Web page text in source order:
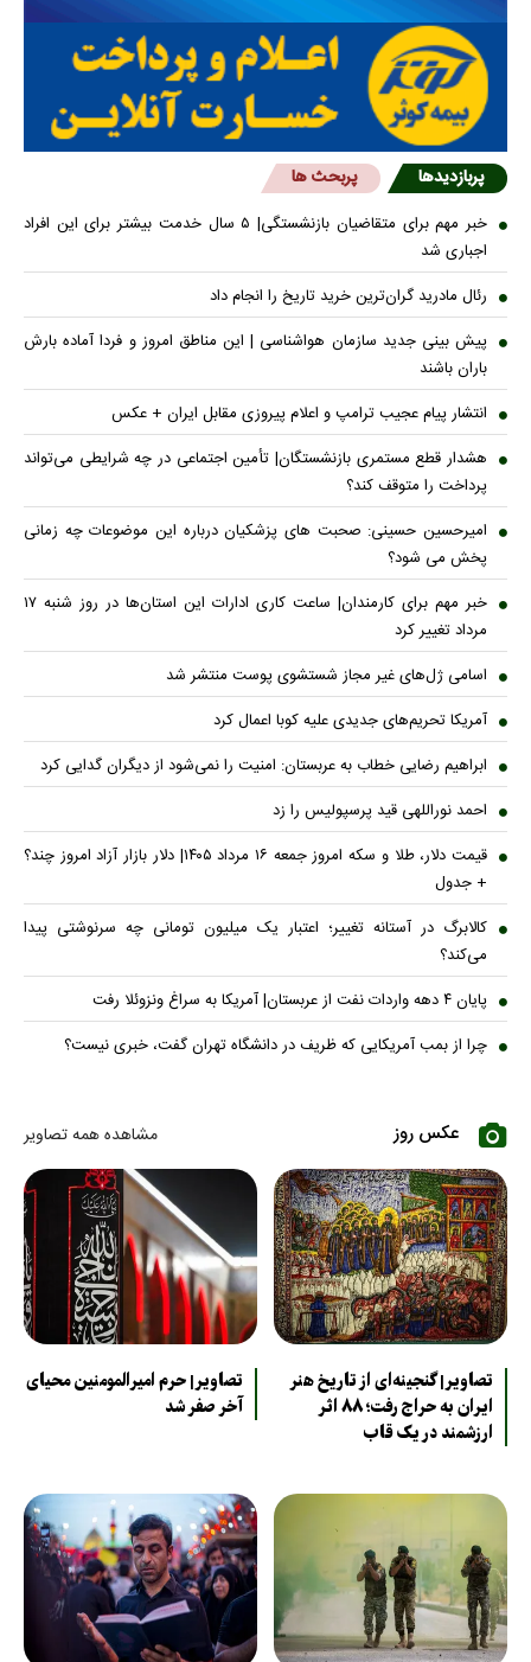
پربازدیدها پربحث ها
خبر مهم برای متقاضیان بازنشستگی| ۵ سال خدمت بیشتر برای این افراد
اجباری شد
رئال مادرید گران‌ترین خرید تاریخ را انجام داد
پیش بینی جدید سازمان هواشناسی | این مناطق امروز و فردا آماده بارش
باران باشند
انتشار پیام عجیب ترامپ و اعلام پیروزی مقابل ایران + عکس
هشدار قطع مستمری بازنشستگان| تأمین اجتماعی در چه شرایطی می‌تواند
پرداخت را متوقف کند؟
امیرحسین حسینی: صحبت های پزشکیان درباره این موضوعات چه زمانی
پخش می شود؟
خبر مهم برای کارمندان| ساعت کاری ادارات این استان‌ها در روز شنبه ۱۷
مرداد تغییر کرد
اسامی ژل‌های غیر مجاز شستشوی پوست منتشر شد
آمریکا تحریم‌های جدیدی علیه کوبا اعمال کرد
ابراهیم رضایی خطاب به عربستان: امنیت را نمی‌شود از دیگران گدایی کرد
احمد نوراللهی قید پرسپولیس را زد
قیمت دلار، طلا و سکه امروز جمعه ۱۶ مرداد ۱۴۰۵| دلار بازار آزاد امروز چند؟
+ جدول
کالابرگ در آستانه تغییر؛ اعتبار یک میلیون تومانی چه سرنوشتی پیدا
می‌کند؟
پایان ۴ دهه واردات نفت از عربستان| آمریکا به سراغ ونزوئلا رفت
چرا از بمب آمریکایی که ظریف در دانشگاه تهران گفت، خبری نیست؟
عکس روز مشاهده همه تصاویر
تصاویر| گنجینه‌ای از تاریخ هنر
ایران به حراج رفت؛ ۸۸ اثر
ارزشمند در یک قاب
تصاویر| حرم امیرالمومنین محیای
آخر صفر شد